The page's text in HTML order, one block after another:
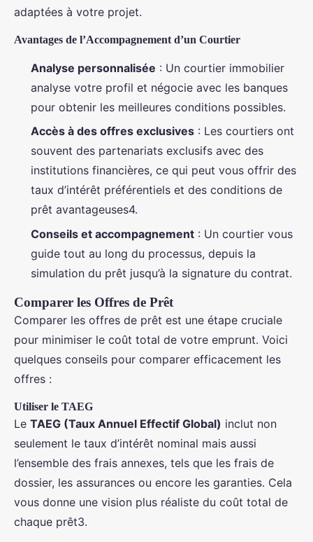
adaptées à votre projet.
Avantages de l’Accompagnement d’un Courtier
Analyse personnalisée : Un courtier immobilier
analyse votre profil et négocie avec les banques
pour obtenir les meilleures conditions possibles.
Accès à des offres exclusives : Les courtiers ont
souvent des partenariats exclusifs avec des
institutions financières, ce qui peut vous offrir des
taux d’intérêt préférentiels et des conditions de
prêt avantageuses4.
Conseils et accompagnement : Un courtier vous
guide tout au long du processus, depuis la
simulation du prêt jusqu’à la signature du contrat.
Comparer les Offres de Prêt
Comparer les offres de prêt est une étape cruciale
pour minimiser le coût total de votre emprunt. Voici
quelques conseils pour comparer efficacement les
offres :
Utiliser le TAEG
Le TAEG (Taux Annuel Effectif Global) inclut non
seulement le taux d’intérêt nominal mais aussi
l’ensemble des frais annexes, tels que les frais de
dossier, les assurances ou encore les garanties. Cela
vous donne une vision plus réaliste du coût total de
chaque prêt3.